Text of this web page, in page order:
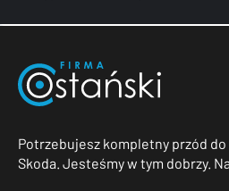
Potrzebujesz kompletny przód do
Skoda. Jesteśmy w tym dobrzy.